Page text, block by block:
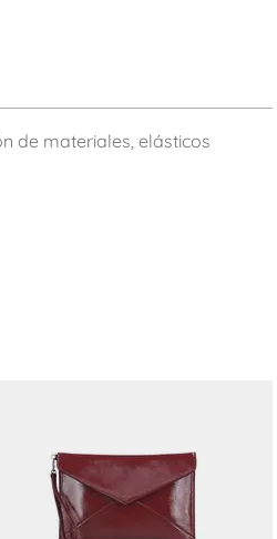
de materiales, elásticos